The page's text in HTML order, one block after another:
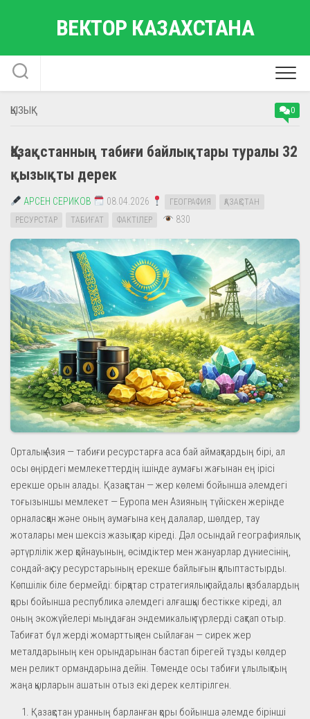
ВЕКТОР КАЗАХСТАНА
ҚЫЗЫҚ 0
Қазақстанның табиғи байлықтары туралы 32
қызықты дерек
АРСЕН СЕРИКОВ 08.04.2026 ГЕОГРАФИЯ
ҚАЗАҚСТАН
РЕСУРСТАР
ТАБИҒАТ ФАКТІЛЕР 830
Орталық Азия — табиғи ресурстарға аса бай аймақтардың бірі, ал
осы өңірдегі мемлекеттердің ішінде аумағы жағынан ең ірісі
ерекше орын алады. Қазақстан — жер көлемі бойынша әлемдегі
тоғызыншы мемлекет — Еуропа мен Азияның түйіскен жерінде
орналасқан және оның аумағына кең далалар, шөлдер, тау
жоталары мен шексіз жазықтар кіреді. Дәл осындай географиялық
әртүрлілік жер қойнауының, өсімдіктер мен жануарлар дүниесінің,
сондай-ақ су ресурстарының ерекше байлығын қалыптастырды.
Көпшілік біле бермейді: бірқатар стратегиялық пайдалы қазбалардың
қоры бойынша республика әлемдегі алғашқы бестікке кіреді, ал
оның экожүйелері мыңдаған эндемикалық түрлерді сақтап отыр.
Табиғат бұл жерді жомарттықпен сыйлаған — сирек жер
металдарының кен орындарынан бастап бірегей тұзды көлдер
мен реликт ормандарына дейін. Төменде осы табиғи ұлылықтың
жаңа қырларын ашатын отыз екі дерек келтірілген.
Қазақстан уранның барланған қоры бойынша әлемде бірінші